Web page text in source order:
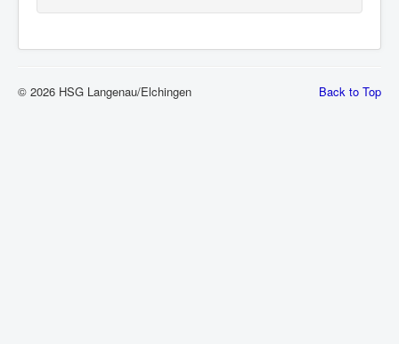
Back to Top
© 2026 HSG Langenau/Elchingen